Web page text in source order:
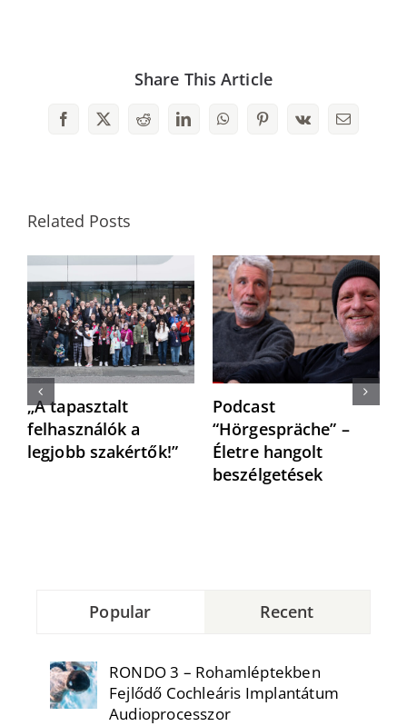
Share This Article
Facebook
X RedditLinkedInWhatsAppPinterest
Vk Email
Related Posts
„A tapasztalt
felhasználók a
legjobb szakértők!”
Podcast
“Hörgespräche” –
Életre hangolt
beszélgetések
Popular Recent
RONDO 3 – Rohamléptekben
Fejlődő Cochleáris Implantátum
Audioprocesszor